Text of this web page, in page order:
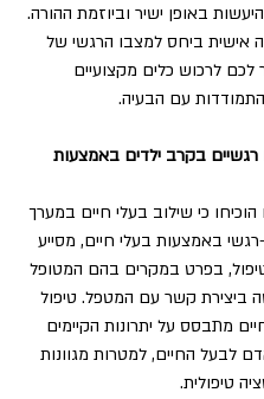
באופן ישיר וביוזמת ההורה.
אישית ביחס למצבו הרגשי של
לכם לרכוש כלים מקצועיים
עם הבעיה.
רגשיים בקרב ילדים באמצעות
כי שילוב בעלי חיים במערך
רגשי באמצעות בעלי חיים, מסייע
בפרט במקרים בהם המטופל
ביצירת קשר עם המטפל. טיפול
מתבסס על יתרונות הקיימים
לבעל החיים, למטרות מגוונות
טיפולית.